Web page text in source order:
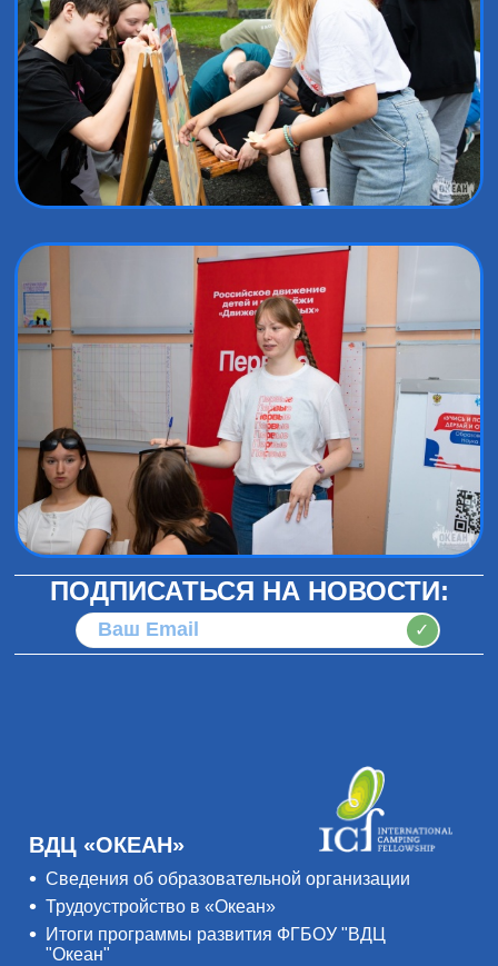
ПОДПИСАТЬСЯ НА НОВОСТИ:
✓
ВДЦ «ОКЕАН»
Сведения об образовательной организации
Трудоустройство в «Океан»
Итоги программы развития ФГБОУ "ВДЦ
"Океан"